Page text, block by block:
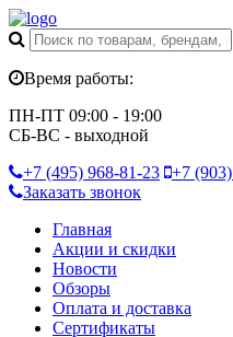
Время работы:
ПН-ПТ 09:00 - 19:00
СБ-ВС - выходной
+7 (495) 968-81-23 +7 (903)
Заказать звонок
Главная
Акции и скидки
Новости
Обзоры
Оплата и доставка
Сертификаты